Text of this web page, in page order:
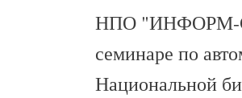
НПО "ИНФОРМ-
семинаре по
Национальной